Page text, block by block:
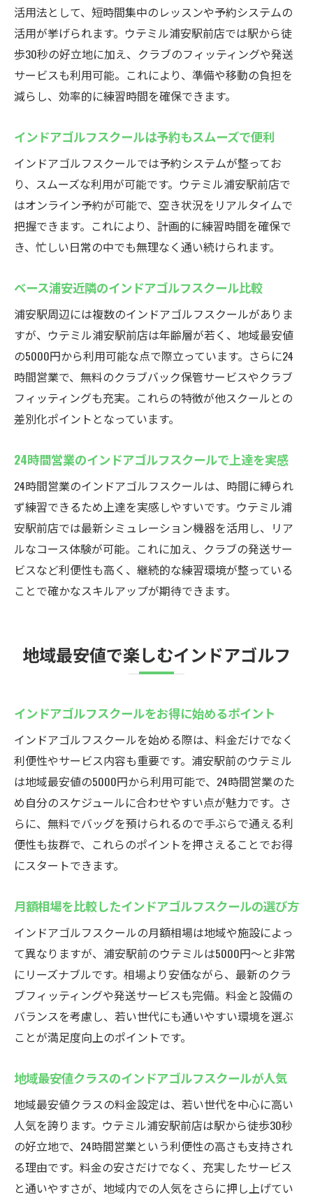
活用法として、短時間集中のレッスンや予約システムの
活用が挙げられます。ウテミル浦安駅前店では駅から徒
歩30秒の好立地に加え、クラブのフィッティングや発送
サービスも利用可能。これにより、準備や移動の負担を
減らし、効率的に練習時間を確保できます。
インドアゴルフスクールは予約もスムーズで便利
インドアゴルフスクールでは予約システムが整ってお
り、スムーズな利用が可能です。ウテミル浦安駅前店で
はオンライン予約が可能で、空き状況をリアルタイムで
把握できます。これにより、計画的に練習時間を確保で
き、忙しい日常の中でも無理なく通い続けられます。
ベース浦安近隣のインドアゴルフスクール比較
浦安駅周辺には複数のインドアゴルフスクールがありま
すが、ウテミル浦安駅前店は年齢層が若く、地域最安値
の5000円から利用可能な点で際立っています。さらに24
時間営業で、無料のクラブバック保管サービスやクラブ
フィッティングも充実。これらの特徴が他スクールとの
差別化ポイントとなっています。
24時間営業のインドアゴルフスクールで上達を実感
24時間営業のインドアゴルフスクールは、時間に縛られ
ず練習できるため上達を実感しやすいです。ウテミル浦
安駅前店では最新シミュレーション機器を活用し、リア
ルなコース体験が可能。これに加え、クラブの発送サー
ビスなど利便性も高く、継続的な練習環境が整っている
ことで確かなスキルアップが期待できます。
地域最安値で楽しむインドアゴルフ
インドアゴルフスクールをお得に始めるポイント
インドアゴルフスクールを始める際は、料金だけでなく
利便性やサービス内容も重要です。浦安駅前のウテミル
は地域最安値の5000円から利用可能で、24時間営業のた
め自分のスケジュールに合わせやすい点が魅力です。さ
らに、無料でバッグを預けられるので手ぶらで通える利
便性も抜群で、これらのポイントを押さえることでお得
にスタートできます。
月額相場を比較したインドアゴルフスクールの選び方
インドアゴルフスクールの月額相場は地域や施設によっ
て異なりますが、浦安駅前のウテミルは5000円〜と非常
にリーズナブルです。相場より安価ながら、最新のクラ
ブフィッティングや発送サービスも完備。料金と設備の
バランスを考慮し、若い世代にも通いやすい環境を選ぶ
ことが満足度向上のポイントです。
地域最安値クラスのインドアゴルフスクールが人気
地域最安値クラスの料金設定は、若い世代を中心に高い
人気を誇ります。ウテミル浦安駅前店は駅から徒歩30秒
の好立地で、24時間営業という利便性の高さも支持され
る理由です。料金の安さだけでなく、充実したサービス
と通いやすさが、地域内での人気をさらに押し上げてい